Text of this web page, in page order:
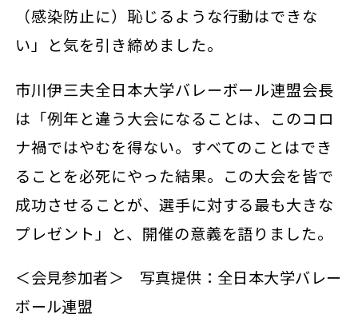
（感染防止に）恥じるような行動はできな
い」と気を引き締めました。
市川伊三夫全日本大学バレーボール連盟会長
は「例年と違う大会になることは、このコロ
ナ禍ではやむを得ない。すべてのことはでき
ることを必死にやった結果。この大会を皆で
成功させることが、選手に対する最も大きな
プレゼント」と、開催の意義を語りました。
＜会見参加者＞ 写真提供：全日本大学バレー
ボール連盟